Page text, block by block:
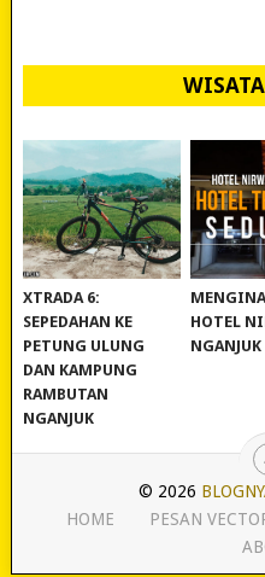
REVIEW POLYGON
XTRADA 6:
SEPEDAHAN KE
PETUNG ULUNG
DAN KAMPUNG
RAMBUTAN
NGANJUK
MURAH
HOTEL
NGANJUK
© 2026
HOME
PESAN